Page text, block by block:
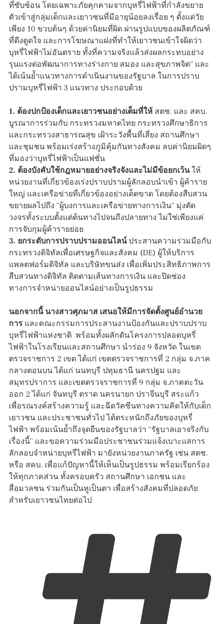
ที่ซับซ้อน โดยเฉพาะภัยคุกคามจากบุหรี่ไฟฟ้าที่กำลังขยาย
ตัวเข้าสู่กลุ่มเด็กและเยาวชนที่มีอายุน้อยลงเรื่อย ๆ ตั้งแต่วัย
เพียง 10 ขวบต้นๆ ด้วยค่านิยมที่ผิด ผ่านรูปแบบของผลิตภัณฑ์
ที่ดึงดูดใจ และการโฆษณาแฝงที่ทำให้เยาวชนเข้าใจผิดว่า
บุหรี่ไฟฟ้าไม่อันตราย ทั้งที่ความจริงแล้วส่งผลกระทบอย่าง
รุนแรงต่อพัฒนาการทางร่างกาย สมอง และสุขภาพจิต” และ
ได้เน้นย้ำแนวทางการดำเนินงานของรัฐบาล ในการปราบ
ปรามบุหรี่ไฟฟ้า 3 แนวทาง ประกอบด้วย
1. ต้องปกป้องเด็กและเยาวชนอย่างเต็มที่ให้ สตช. และ สคบ.
บูรณาการร่วมกับ กระทรวงมหาดไทย กระทรวงศึกษาธิการ
และกระทรวงสาธารณสุข เฝ้าระวังพื้นที่เสี่ยง สถานศึกษา
และชุมชน พร้อมเร่งสร้างภูมิคุ้มกันทางสังคม ลบค่านิยมผิดๆ
ที่มองว่าบุหรี่ไฟฟ้าเป็นแฟชั่น
2. ต้องบังคับใช้กฎหมายอย่างจริงจังและไม่มีข้อยกเว้นให้
หน่วยงานที่เกี่ยวข้องเร่งปราบปรามผู้ลักลอบนำเข้า ผู้ค้าราย
ใหญ่ และเครือข่ายที่เกี่ยวข้องอย่างเด็ดขาด โดยต้องสืบสวน
ขยายผลไปถึง “ผู้บงการและเครือข่ายทางการเงิน” มุ่งตัด
วงจรทั้งระบบตั้งแต่ต้นทางไปจนถึงปลายทาง ไม่ใช่เพียงแค่
การจับกุมผู้ค้ารายย่อย
3. ยกระดับการปราบปรามออนไลน์ประสานความร่วมมือกับ
กระทรวงดิจิทัลเพื่อเศรษฐกิจและสังคม (DE) ผู้ให้บริการ
แพลตฟอร์มดิจิทัล และบริษัทขนส่ง เพื่อเพิ่มประสิทธิภาพการ
สืบสวนทางดิจิทัล ติดตามเส้นทางการเงิน และปิดช่อง
ทางการจำหน่ายออนไลน์อย่างเป็นรูปธรรม
นอกจากนี้ นางสาวศุภมาส เสนอให้มีการจัดตั้งศูนย์อำนวย
การ และคณะกรรมการประสานงานป้องกันและปราบปราบ
บุหรี่ไฟฟ้าแห่งชาติ พร้อมทั้งผลักดันโครงการปลอดบุหรี่
ไฟฟ้าในโรงเรียนและสถานศึกษา นำร่อง 9 จังหวัด ในเขต
ตรวจราชการ 2 เขต ได้แก่ เขตตรวจราชการที่ 2 กลุ่ม จ.ภาค
กลางตอนบน ได้แก่ นนทบุรี ปทุมธานี นครปฐม และ
สมุทรปราการ และเขตตรวจราชการที่ 9 กลุ่ม จ.ภาคตะวัน
ออก 2 ได้แก่ จันทบุรี ตราด นครนายก ปราจีนบุรี สระแก้ว
เพื่อรณรงค์สร้างความรู้ และฉีดวัคซีนทางความคิดให้กับเด็ก
เยาวชน และประชาชนทั่วไป ได้ตระหนักถึงภัยของบุหรี่
ไฟฟ้า พร้อมเน้นย้ำถึงจุดยืนของรัฐบาลว่า “รัฐบาลเอาจริงกับ
เรื่องนี้” และขอความร่วมมือประชาชนร่วมแจ้งเบาะแสการ
ลักลอบจำหน่ายบุหรี่ไฟฟ้า มายังหน่วยงานภาครัฐ เช่น สตช.
หรือ สคบ. เพื่อแก้ปัญหานี้ให้เห็นเป็นรูปธรรม พร้อมเรียกร้อง
ให้ทุกภาคส่วน ทั้งครอบครัว สถานศึกษา เอกชน และ
สื่อมวลชน ร่วมกันเป็นหูเป็นตา เพื่อสร้างสังคมที่ปลอดภัย
สำหรับเยาวชนไทยต่อไป